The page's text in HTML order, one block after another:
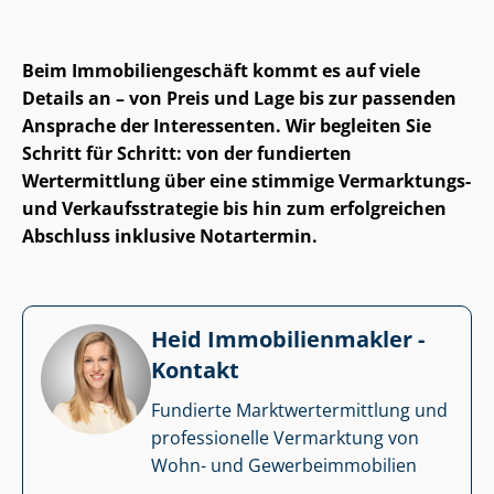
Beim Im­mo­bi­li­en­ge­schäft kommt es auf viele
Details an – von Preis und Lage bis zur passenden
Ansprache der Interessenten. Wir begleiten Sie
Schritt für Schritt: von der fundierten
Wertermittlung über eine stimmige Vermarktungs-
und Ver­kaufs­stra­te­gie bis hin zum erfolgreichen
Abschluss inklusive Notartermin.
Heid Im­mo­bi­li­en­mak­ler -
Kontakt
Fundierte Markt­wert­ermitt­lung und
professionelle Vermarktung von
Wohn- und Ge­wer­be­im­mo­bi­li­en